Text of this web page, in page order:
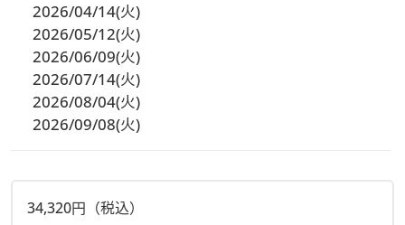
2026/04/14(火)
2026/05/12(火)
2026/06/09(火)
2026/07/14(火)
2026/08/04(火)
2026/09/08(火)
34,320円（税込）